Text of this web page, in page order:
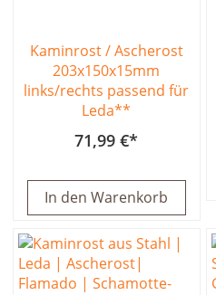
Kaminrost / Ascherost
203x150x15mm
links/rechts passend für
Leda**
71,99 €
In den Warenkorb